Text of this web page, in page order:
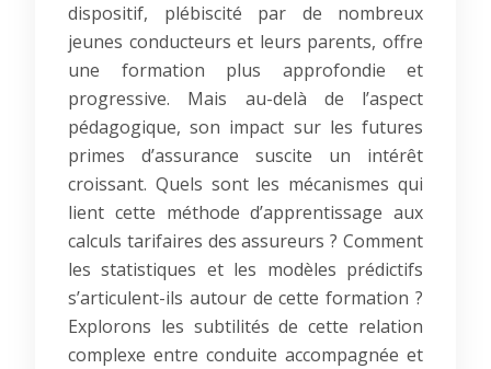
dispositif, plébiscité par de nombreux
jeunes conducteurs et leurs parents, offre
une formation plus approfondie et
progressive. Mais au-delà de l’aspect
pédagogique, son impact sur les futures
primes d’assurance suscite un intérêt
croissant. Quels sont les mécanismes qui
lient cette méthode d’apprentissage aux
calculs tarifaires des assureurs ? Comment
les statistiques et les modèles prédictifs
s’articulent-ils autour de cette formation ?
Explorons les subtilités de cette relation
complexe entre conduite accompagnée et